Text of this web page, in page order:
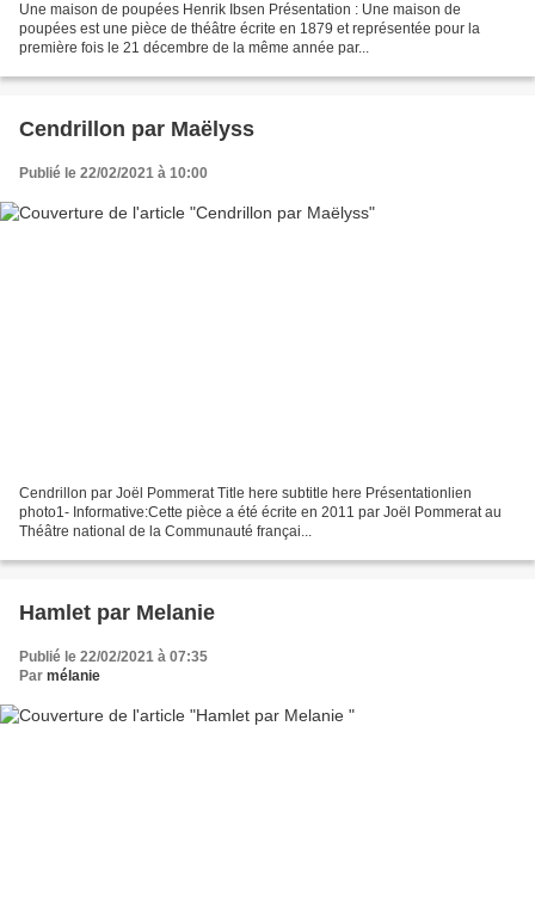
Une maison de poupées Henrik Ibsen Présentation : Une maison de
poupées est une pièce de théâtre écrite en 1879 et représentée pour la
première fois le 21 décembre de la même année par...
Cendrillon par Maëlyss
Publié le 22/02/2021 à 10:00
Cendrillon par Joël Pommerat Title here subtitle here Présentationlien
photo1- Informative:Cette pièce a été écrite en 2011 par Joël Pommerat au
Théâtre national de la Communauté françai...
Hamlet par Melanie
Publié le 22/02/2021 à 07:35
Par mélanie